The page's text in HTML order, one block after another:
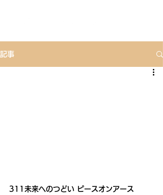
記事
311未来へのつどい ピースオンアース